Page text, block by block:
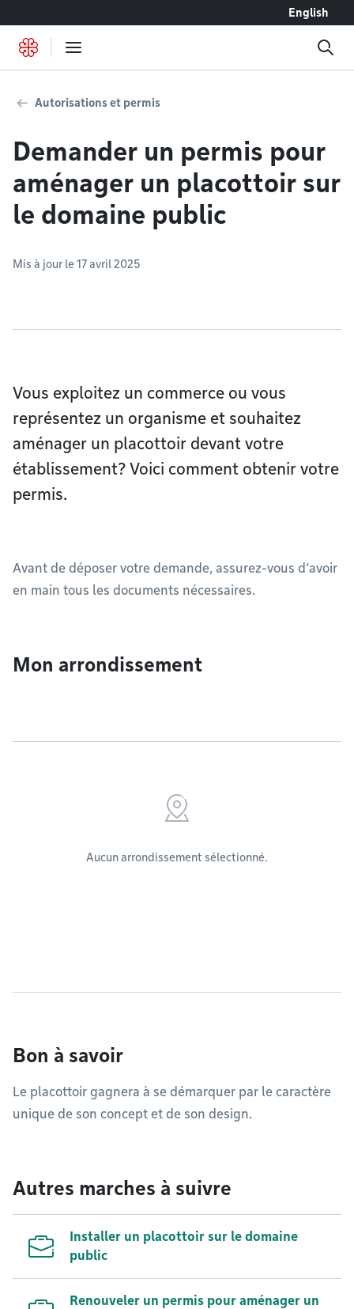
English
Autorisations et permis
Demander un permis pour
aménager un placottoir sur
le domaine public
Mis à jour le 17 avril 2025
Vous exploitez un commerce ou vous
représentez un organisme et souhaitez
aménager un placottoir devant votre
établissement? Voici comment obtenir votre
permis.
Avant de déposer votre demande, assurez-vous d’avoir
en main tous les documents nécessaires.
Mon arrondissement
Aucun arrondissement sélectionné.
Bon à savoir
Le placottoir gagnera à se démarquer par le caractère
unique de son concept et de son design.
Autres marches à suivre
Installer un placottoir sur le domaine
public
Renouveler un permis pour aménager un